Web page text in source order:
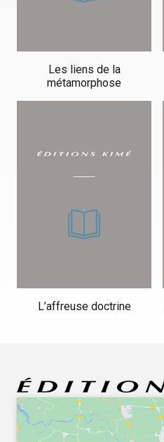
Les liens de la
métamorphose
L’affreuse doctrine